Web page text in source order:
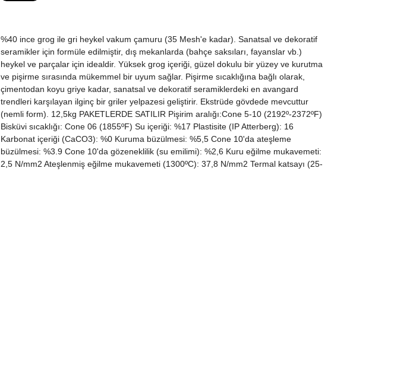
%40 ince grog ile gri heykel vakum çamuru (35 Mesh'e kadar). Sanatsal ve dekoratif
seramikler için formüle edilmiştir, dış mekanlarda (bahçe saksıları, fayanslar vb.)
heykel ve parçalar için idealdir. Yüksek grog içeriği, güzel dokulu bir yüzey ve kurutma
ve pişirme sırasında mükemmel bir uyum sağlar. Pişirme sıcaklığına bağlı olarak,
çimentodan koyu griye kadar, sanatsal ve dekoratif seramiklerdeki en avangard
trendleri karşılayan ilginç bir griler yelpazesi geliştirir. Ekstrüde gövdede mevcuttur
(nemli form). 12,5kg PAKETLERDE SATILIR Pişirim aralığı:Cone 5-10 (2192º-2372ºF)
Bisküvi sıcaklığı: Cone 06 (1855ºF) Su içeriği: %17 Plastisite (IP Atterberg): 16
Karbonat içeriği (CaCO3): %0 Kuruma büzülmesi: %5,5 Cone 10'da ateşleme
büzülmesi: %3.9 Cone 10'da gözeneklilik (su emilimi): %2,6 Kuru eğilme mukavemeti:
2,5 N/mm2 Ateşlenmiş eğilme mukavemeti (1300ºC): 37,8 N/mm2 Termal katsayı (25-